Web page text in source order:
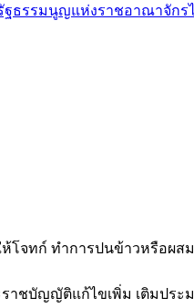
ฐธรรมนูญแห่งราชอาณาจักร
โจทก์ ทำการปนข้าวหรือผ
าชบัญญัติแก้ไขเพิ่ม เติมประ